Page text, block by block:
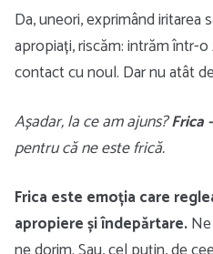
Da, uneori, exprimând iritarea
apropiați, riscăm: intrăm într-
contact cu noul. Dar nu atât
Așadar, la ce am ajuns?Frica
pentru că ne este frică.
Frica este emoția care
apropiere și îndepărtare.